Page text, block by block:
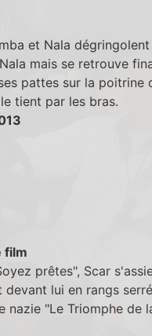
et Nala
mais se retrouve
pattes sur la poitrine
tient par les bras.
film
prêtes", Scar
devant lui en rangs
nazie "Le Triomphe de